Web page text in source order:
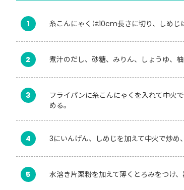
1 糸こんにゃくは10cm長さに切り、しめじ
2 煮汁のだし、砂糖、みりん、しょうゆ、
3
フライパンに糸こんにゃくを入れて中火
める。
4 3にいんげん、しめじを加えて中火で炒め
5 水溶き片栗粉を加えて薄くとろみをつけ、